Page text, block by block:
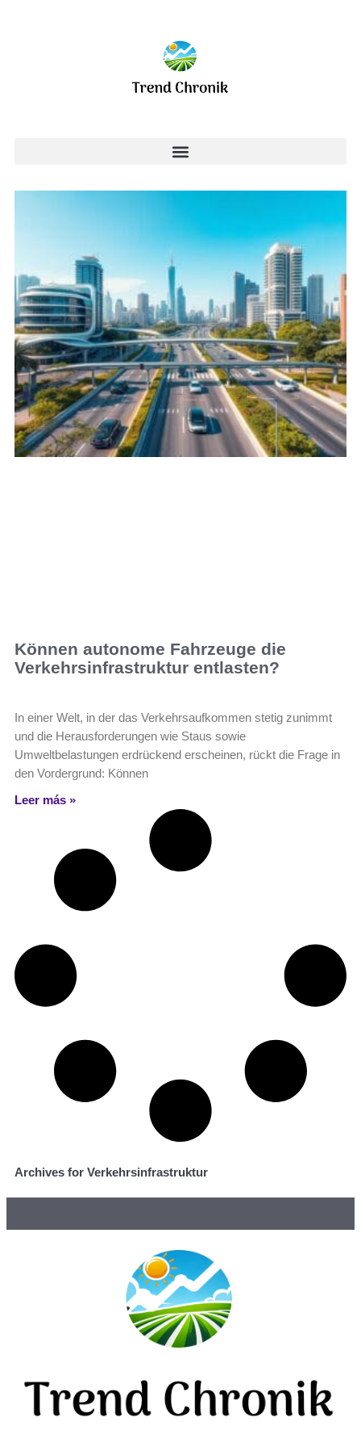
Können autonome Fahrzeuge die
Verkehrsinfrastruktur entlasten?
In einer Welt, in der das Verkehrsaufkommen stetig zunimmt
und die Herausforderungen wie Staus sowie
Umweltbelastungen erdrückend erscheinen, rückt die Frage in
den Vordergrund: Können
Leer más »
Archives for Verkehrsinfrastruktur